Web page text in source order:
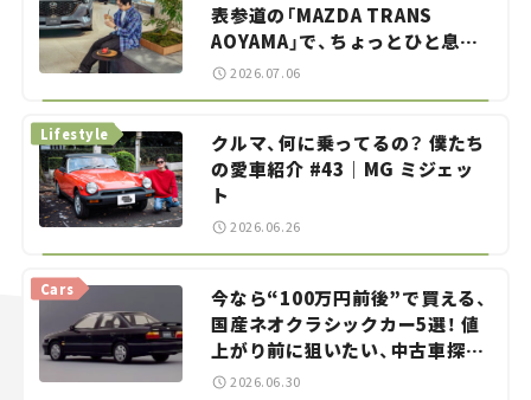
表参道の「MAZDA TRANS
AOYAMA」で、ちょっとひと息。
——連載｜CCGとクルマでどうす
2026.07.06
クルマ、何に乗ってるの？ 僕たち
の愛車紹介 #43｜MG ミジェッ
ト
Lifestyle
2026.06.26
今なら“100万円前後”で買える、
国産ネオクラシックカー5選！ 値
上がり前に狙いたい、中古車探し
をお手伝い――ちょっとイケてるマ
Cars
2026.06.30